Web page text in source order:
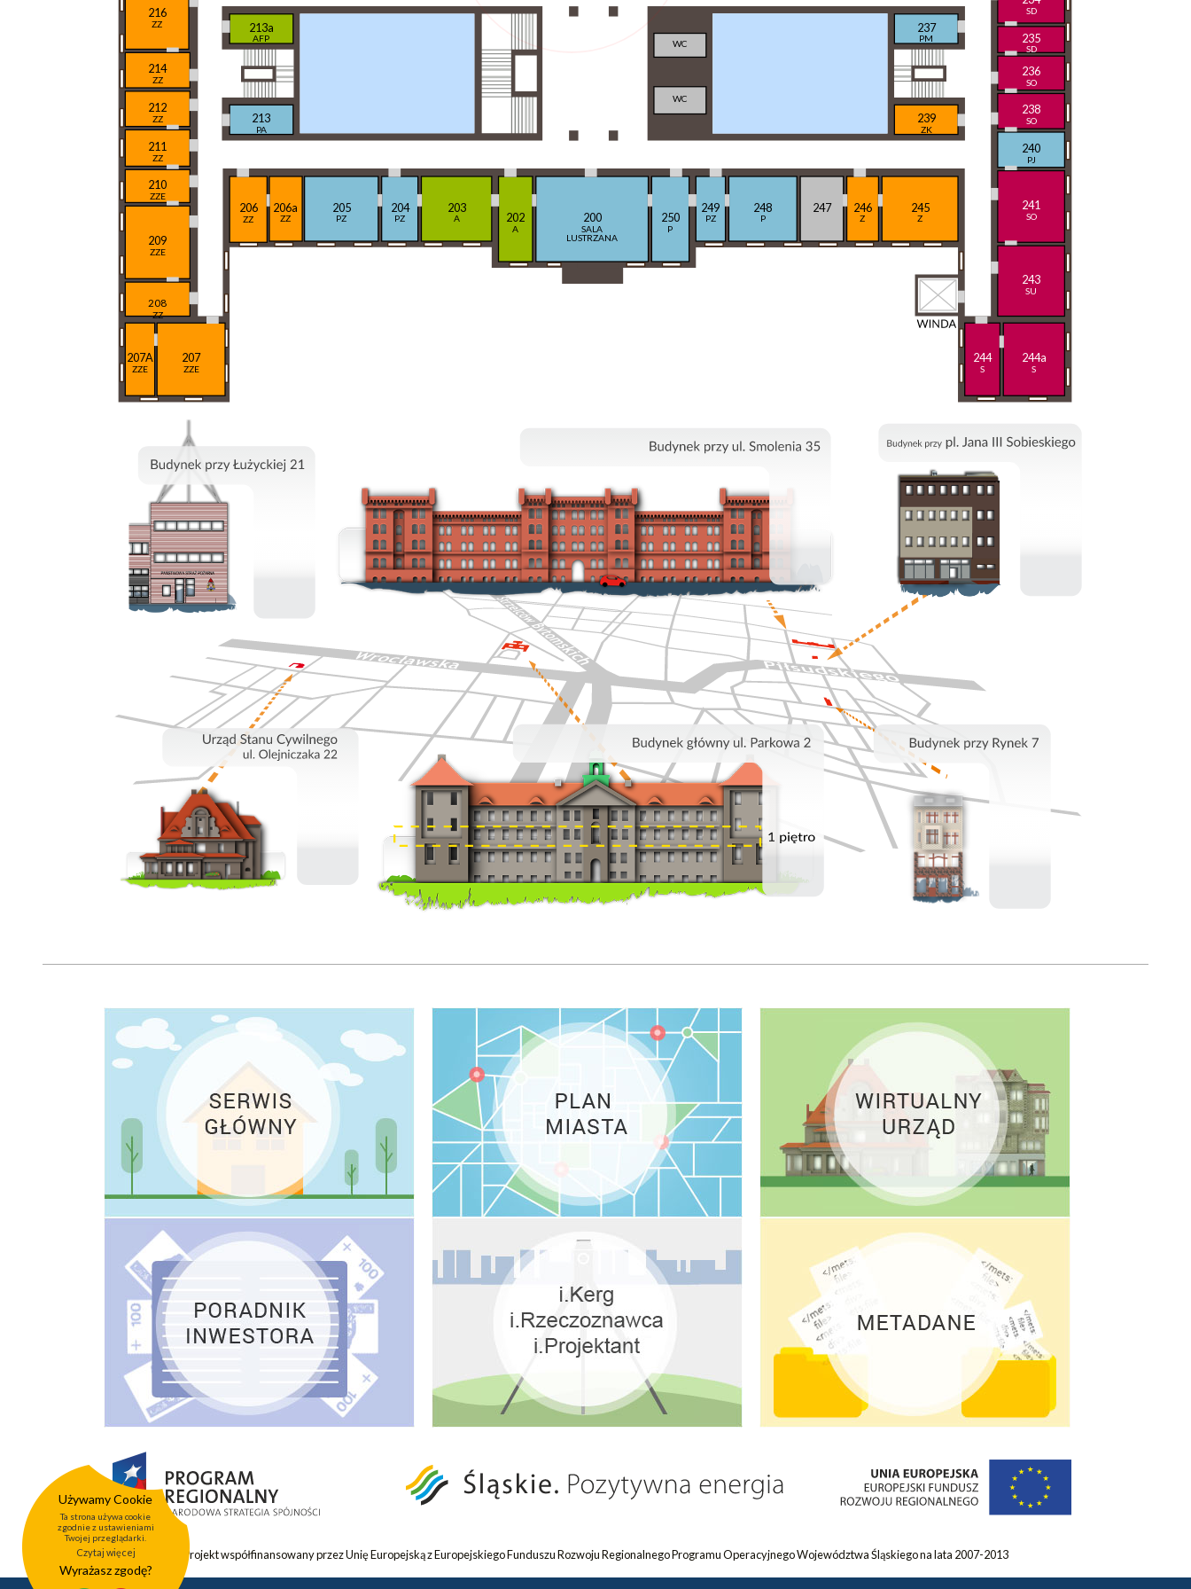
WC
WC
200
SALA
LUSTRZANA
202
A
203
A
204
PZ
205
PZ
206
ZZ
206a
ZZ
207
ZZE
207A
ZZE
208
ZZ
209
ZZE
210
ZZE
211
ZZ
212
ZZ 213
PA
213a
AFP
214
ZZ
216
ZZ
SD
235
SD
236
SO
237
PM
238
SO
239
ZK
240
PJ
241
SO
243
SU
244
S
244a
S
245
Z
246
Z
247
248
P
249
PZ
250
P
Projekt współfinansowany przez Unię Europejską z Europejskiego Funduszu Rozwoju Regionalnego Programu Operacyjnego Województwa Śląskiego na lata 2007-2013
Używamy Cookie
Ta strona używa cookie
zgodnie z ustawieniami
Twojej przeglądarki.
Czytaj więcej
Wyrażasz zgodę?